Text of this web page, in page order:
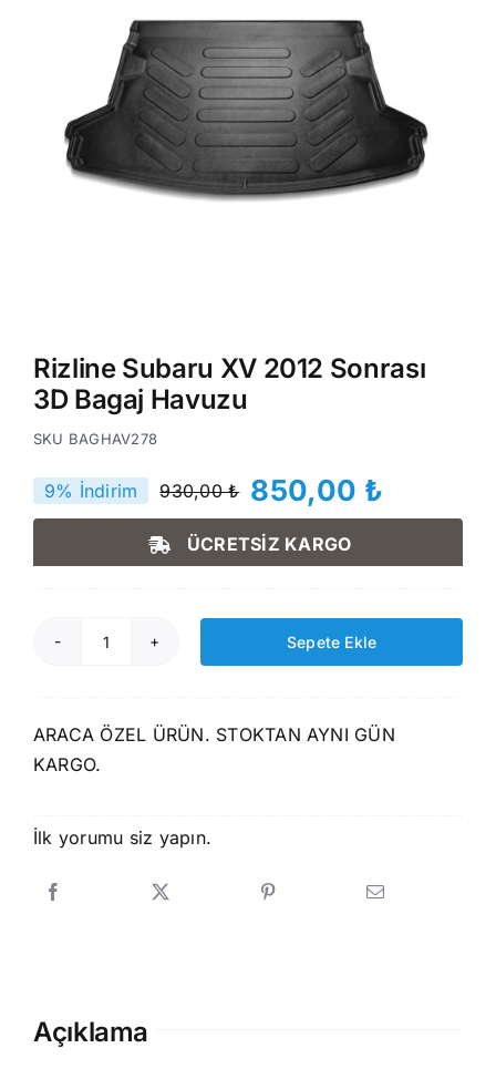
Rizline Subaru XV 2012 Sonrası
3D Bagaj Havuzu
SKU BAGHAV278
930,00₺
Orijinal
fiyat:
930,00 ₺.
850,00 ₺
Şu
andaki
fiyat:
850,00 ₺.
9% İndirim
ÜCRETSİZ KARGO
Rizline
2012
Bagaj
Sepete Ekle
ARACA ÖZEL ÜRÜN. STOKTAN AYNI GÜN
KARGO.
İlk yorumu siz yapın.
Açıklama